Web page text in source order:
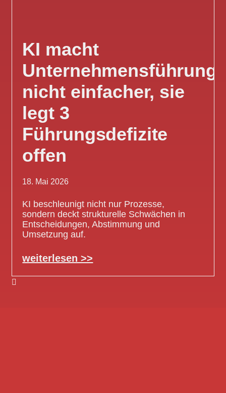
KI macht
Unternehmensführung
nicht einfacher, sie
legt 3
Führungsdefizite
offen
18. Mai 2026
KI beschleunigt nicht nur Prozesse,
sondern deckt strukturelle Schwächen in
Entscheidungen, Abstimmung und
Umsetzung auf.
weiterlesen >>